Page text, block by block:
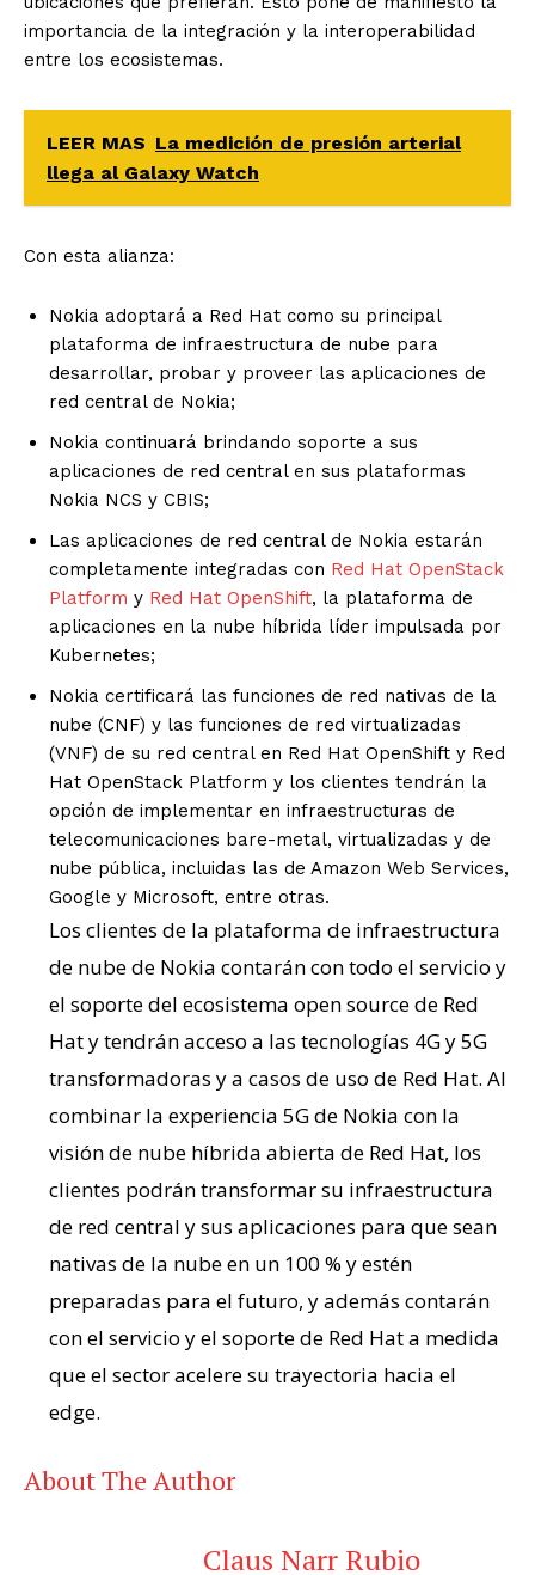
importancia de la integración y la interoperabilidad
entre los ecosistemas.
LEER MAS La medición de presión arterial
llega al Galaxy Watch
Con esta alianza:
Nokia adoptará a Red Hat como su principal
plataforma de infraestructura de nube para
desarrollar, probar y proveer las aplicaciones de
red central de Nokia;
Nokia continuará brindando soporte a sus
aplicaciones de red central en sus plataformas
Nokia NCS y CBIS;
Las aplicaciones de red central de Nokia estarán
completamente integradas con Red Hat OpenStack
Platform y Red Hat OpenShift, la plataforma de
aplicaciones en la nube híbrida líder impulsada por
Kubernetes;
Nokia certificará las funciones de red nativas de la
nube (CNF) y las funciones de red virtualizadas
(VNF) de su red central en Red Hat OpenShift y Red
Hat OpenStack Platform y los clientes tendrán la
opción de implementar en infraestructuras de
telecomunicaciones bare-metal, virtualizadas y de
nube pública, incluidas las de Amazon Web Services,
Google y Microsoft, entre otras.
Los clientes de la plataforma de infraestructura
de nube de Nokia contarán con todo el servicio y
el soporte del ecosistema open source de Red
Hat y tendrán acceso a las tecnologías 4G y 5G
transformadoras y a casos de uso de Red Hat. Al
combinar la experiencia 5G de Nokia con la
visión de nube híbrida abierta de Red Hat, los
clientes podrán transformar su infraestructura
de red central y sus aplicaciones para que sean
nativas de la nube en un 100 % y estén
preparadas para el futuro, y además contarán
con el servicio y el soporte de Red Hat a medida
que el sector acelere su trayectoria hacia el
edge.
About The Author
Claus Narr Rubio